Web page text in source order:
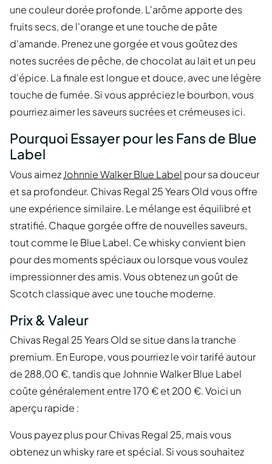
une couleur dorée profonde. L'arôme apporte des
fruits secs, de l'orange et une touche de pâte
d'amande. Prenez une gorgée et vous goûtez des
notes sucrées de pêche, de chocolat au lait et un peu
d'épice. La finale est longue et douce, avec une légère
touche de fumée. Si vous appréciez le bourbon, vous
pourriez aimer les saveurs sucrées et crémeuses ici.
Pourquoi Essayer pour les Fans de Blue
Label
Vous aimez Johnnie Walker Blue Label pour sa douceur
et sa profondeur. Chivas Regal 25 Years Old vous offre
une expérience similaire. Le mélange est équilibré et
stratifié. Chaque gorgée offre de nouvelles saveurs,
tout comme le Blue Label. Ce whisky convient bien
pour des moments spéciaux ou lorsque vous voulez
impressionner des amis. Vous obtenez un goût de
Scotch classique avec une touche moderne.
Prix & Valeur
Chivas Regal 25 Years Old se situe dans la tranche
premium. En Europe, vous pourriez le voir tarifé autour
de 288,00 €, tandis que Johnnie Walker Blue Label
coûte généralement entre 170 € et 200 €. Voici un
aperçu rapide :
Vous payez plus pour Chivas Regal 25, mais vous
obtenez un whisky rare et spécial. Si vous souhaitez